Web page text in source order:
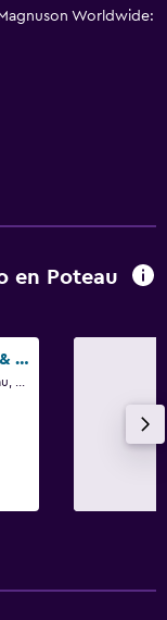
Worldwide:
en Poteau
Holiday Inn Express & Suites Poteau By IHG